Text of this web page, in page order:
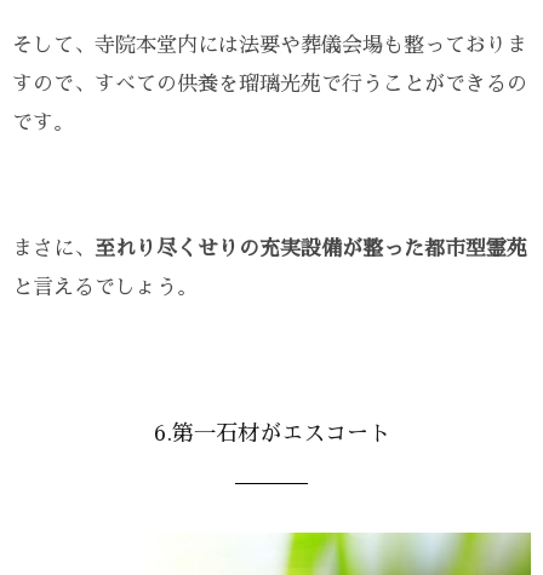
そして、寺院本堂内には法要や葬儀会場も整っておりま
すので、すべての供養を瑠璃光苑で行うことができるの
です。
まさに、 至れり尽くせりの充実設備が整った都市型霊苑
と言えるでしょう。
6.第一石材がエスコート